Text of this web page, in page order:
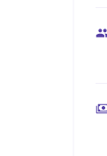
•
•
•